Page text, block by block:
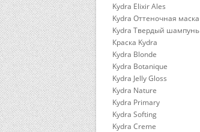
Kydra Elixir Ales
Kydra Оттеночная маска
Kydra Твердый шампунь
Краска Kydra
Kydra Blonde
Kydra Botanique
Kydra Jelly Gloss
Kydra Nature
Kydra Primary
Kydra Softing
Kydra Сreme